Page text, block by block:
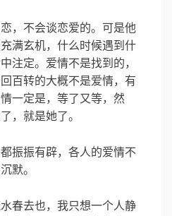
，不会谈恋爱的。可是他
满玄机，什么时候遇到什
注定。爱情不是找到的，
百转的大概不是爱情，有
一定是，等了又等，然
，就是她了。
振振有辟，各人的爱情不
默。
春去也，我只想一个人静